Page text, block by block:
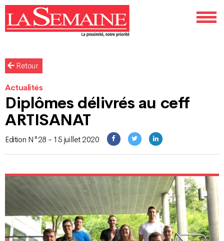
Retour
Actualités
Diplômes délivrés au ceff
ARTISANAT
Edition N°28 - 15 juillet 2020